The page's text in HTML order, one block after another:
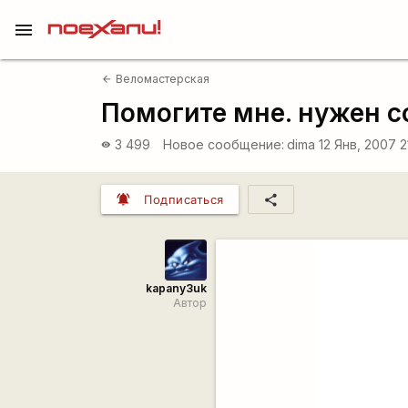
menu
arrow_back Веломастерская
Помогите мне. нужен
visibility 3 499 Новое сообщение: dima 12 Янв, 2007
notifications_active Подписаться share
kapanу3uk
Автор